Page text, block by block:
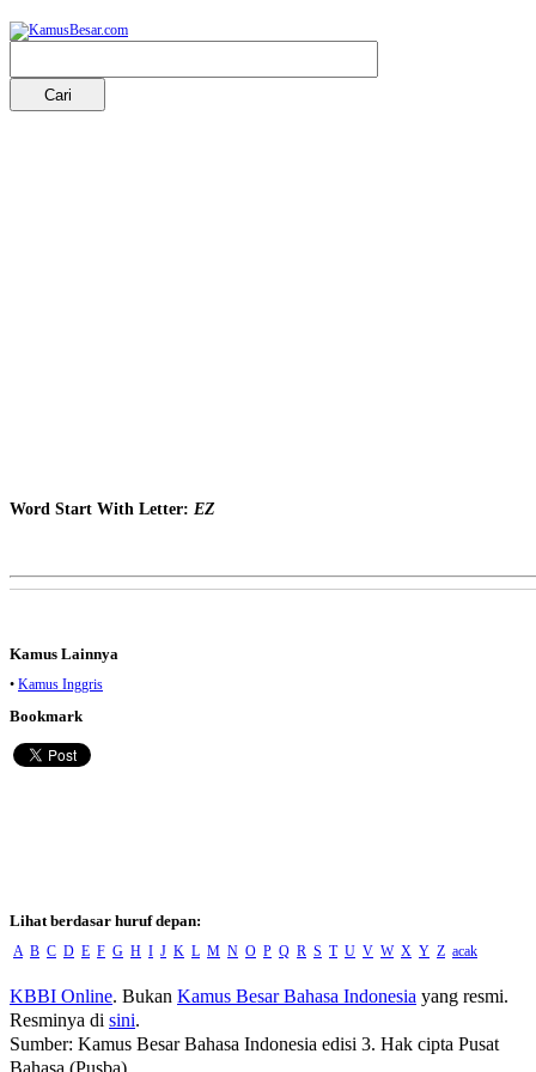
Word Start With Letter: EZ
Kamus Lainnya
• Kamus Inggris
Bookmark
Lihat berdasar huruf depan:
A B C D E F G H I J K L M N O P Q R S T U V W X Y Z acak
KBBI Online. Bukan Kamus Besar Bahasa Indonesia yang resmi.
Resminya di sini.
Sumber: Kamus Besar Bahasa Indonesia edisi 3. Hak cipta Pusat